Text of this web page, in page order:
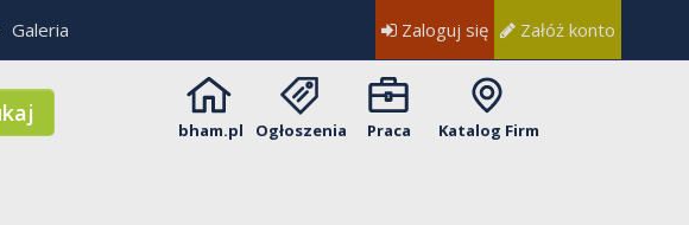
Galeria Zaloguj się Załóż konto
bham.pl Ogłoszenia Praca Katalog Firm